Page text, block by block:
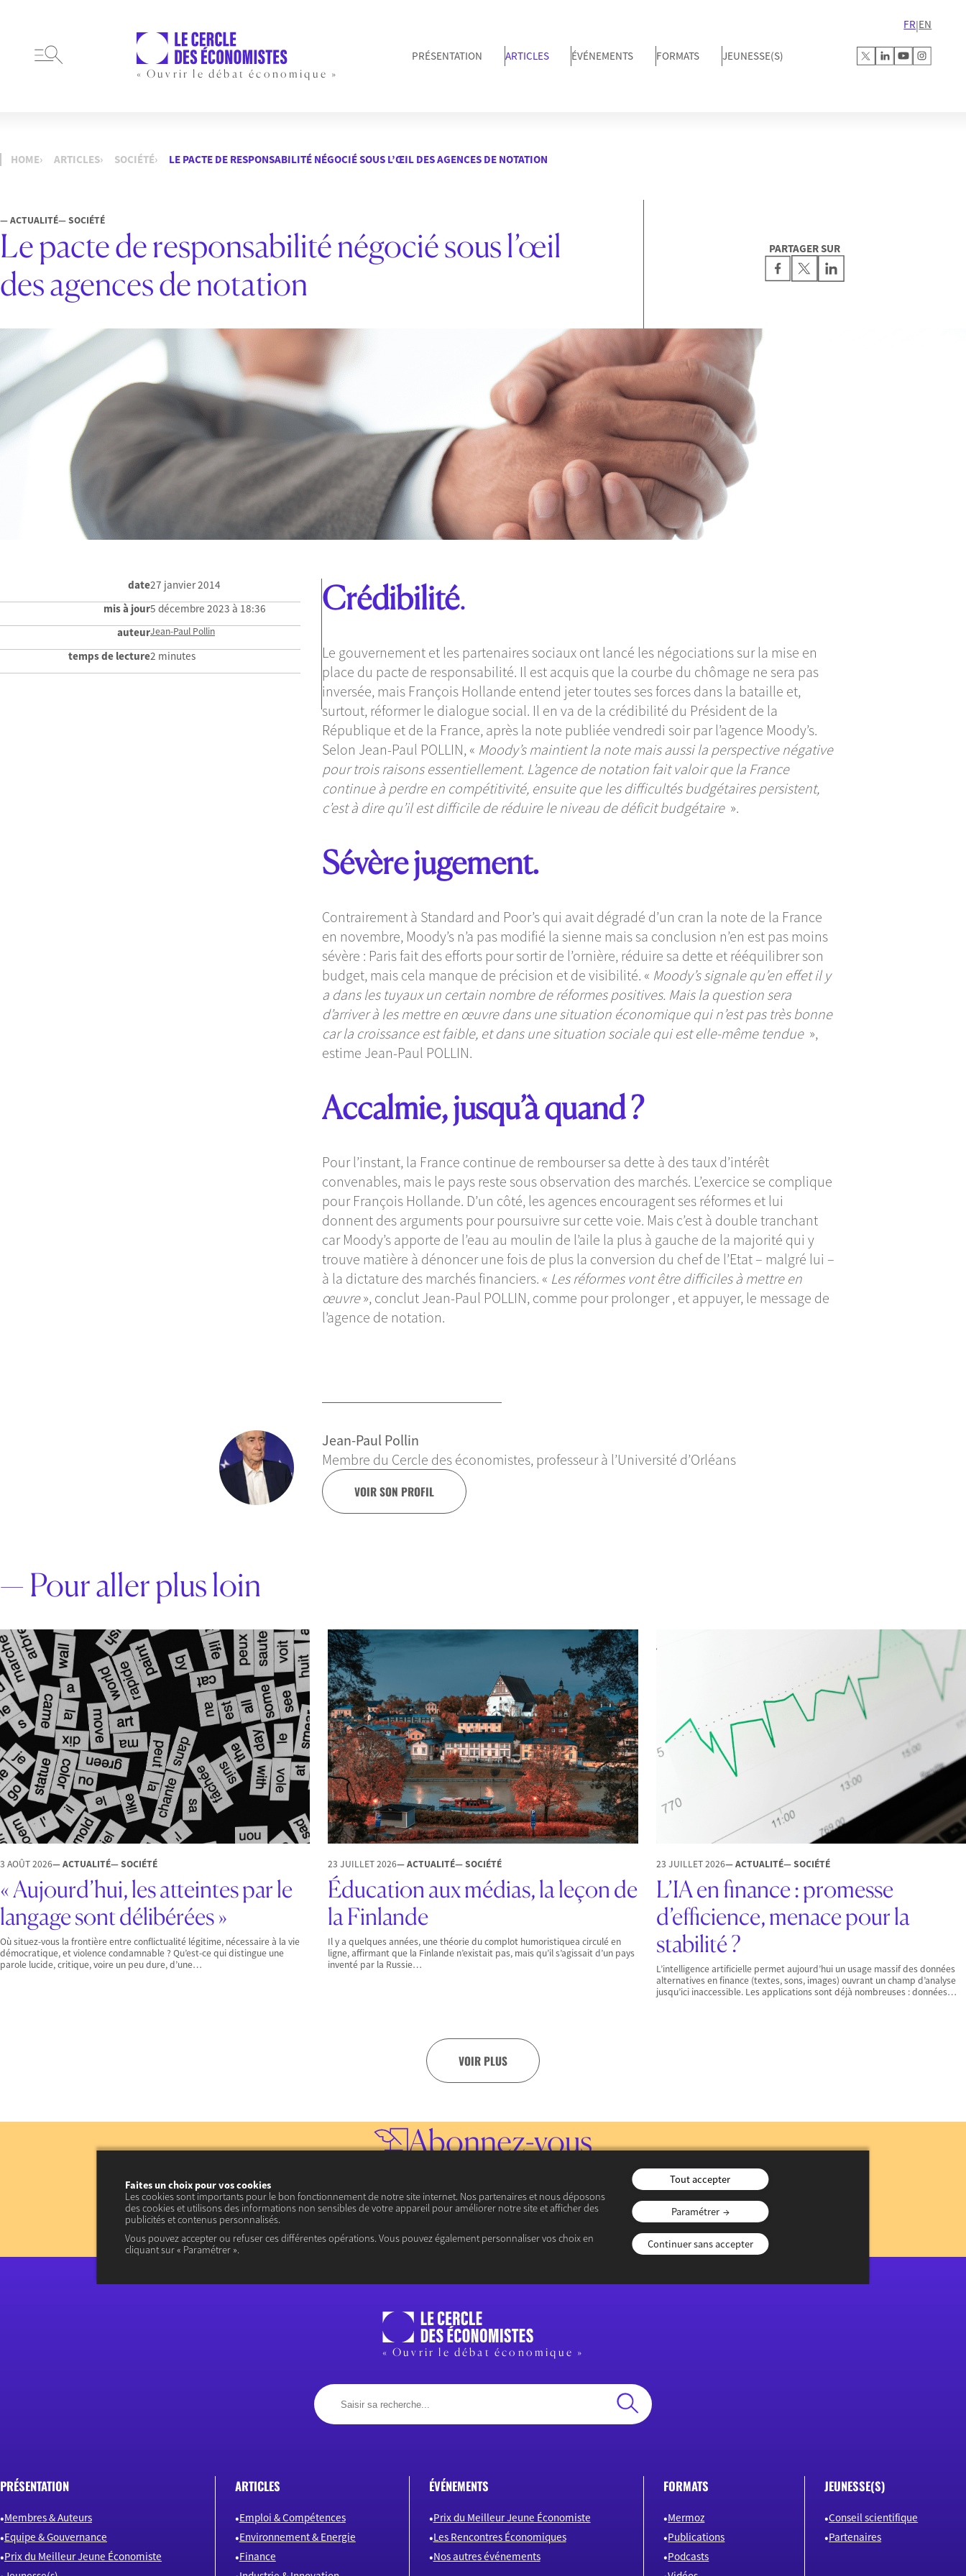
« Ouvrir le débat économique »
PRÉSENTATION ARTICLES ÉVÉNEMENTS FORMATS JEUNESSE(S)
FR|EN
HOME ARTICLES SOCIÉTÉ LE PACTE DE RESPONSABILITÉ NÉGOCIÉ SOUS L’ŒIL DES AGENCES DE NOTATION
— ACTUALITÉ— SOCIÉTÉ
Le pacte de responsabilité négocié sous l’œil
des agences de notation
PARTAGER SUR
date27 janvier 2014
mis à jour5 décembre 2023 à 18:36
auteurJean-Paul Pollin
temps de lecture2 minutes
Crédibilité.
Le gouvernement et les partenaires sociaux ont lancé les négociations sur la mise en
place du pacte de responsabilité. Il est acquis que la courbe du chômage ne sera pas
inversée, mais François Hollande entend jeter toutes ses forces dans la bataille et,
surtout, réformer le dialogue social. Il en va de la crédibilité du Président de la
République et de la France, après la note publiée vendredi soir par l’agence Moody’s.
Selon Jean-Paul POLLIN, « Moody’s maintient la note mais aussi la perspective négative
pour trois raisons essentiellement. L’agence de notation fait valoir que la France
continue à perdre en compétitivité, ensuite que les difficultés budgétaires persistent,
c’est à dire qu’il est difficile de réduire le niveau de déficit budgétaire ».
Sévère jugement.
Contrairement à Standard and Poor’s qui avait dégradé d’un cran la note de la France
en novembre, Moody’s n’a pas modifié la sienne mais sa conclusion n’en est pas moins
sévère : Paris fait des efforts pour sortir de l’ornière, réduire sa dette et rééquilibrer son
budget, mais cela manque de précision et de visibilité. « Moody’s signale qu’en effet il y
a dans les tuyaux un certain nombre de réformes positives. Mais la question sera
d’arriver à les mettre en œuvre dans une situation économique qui n’est pas très bonne
car la croissance est faible, et dans une situation sociale qui est elle-même tendue »,
estime Jean-Paul POLLIN.
Accalmie, jusqu’à quand ?
Pour l’instant, la France continue de rembourser sa dette à des taux d’intérêt
convenables, mais le pays reste sous observation des marchés. L’exercice se complique
pour François Hollande. D’un côté, les agences encouragent ses réformes et lui
donnent des arguments pour poursuivre sur cette voie. Mais c’est à double tranchant
car Moody’s apporte de l’eau au moulin de l’aile la plus à gauche de la majorité qui y
trouve matière à dénoncer une fois de plus la conversion du chef de l’Etat – malgré lui –
à la dictature des marchés financiers. « Les réformes vont être difficiles à mettre en
œuvre», conclut Jean-Paul POLLIN, comme pour prolonger , et appuyer, le message de
l’agence de notation.
Jean-Paul Pollin
Membre du Cercle des économistes, professeur à l’Université d’Orléans
VOIR SON PROFIL
— Pour aller plus loin
3 AOÛT 2026— ACTUALITÉ— SOCIÉTÉ
« Aujourd’hui, les atteintes par le
langage sont délibérées »
Où situez-vous la frontière entre conflictualité légitime, nécessaire à la vie
démocratique, et violence condamnable ? Qu’est-ce qui distingue une
parole lucide, critique, voire un peu dure, d’une…
23 JUILLET 2026— ACTUALITÉ— SOCIÉTÉ
Éducation aux médias, la leçon de
la Finlande
Il y a quelques années, une théorie du complot humoristiquea circulé en
ligne, affirmant que la Finlande n’existait pas, mais qu’il s’agissait d’un pays
inventé par la Russie…
23 JUILLET 2026— ACTUALITÉ— SOCIÉTÉ
L’IA en finance : promesse
d’efficience, menace pour la
stabilité ?
L’intelligence artificielle permet aujourd’hui un usage massif des données
alternatives en finance (textes, sons, images) ouvrant un champ d’analyse
jusqu’ici inaccessible. Les applications sont déjà nombreuses : données…
VOIR PLUS
Abonnez-vous
à notre lettre d’information
« Ouvrir le débat économique »
PRÉSENTATION
Membres & Auteurs
Equipe & Gouvernance
Prix du Meilleur Jeune Économiste
ARTICLES
Emploi & Compétences
Environnement & Energie
Finance
ÉVÉNEMENTS
Prix du Meilleur Jeune Économiste
Les Rencontres Économiques
Nos autres événements
FORMATS
Mermoz
Publications
Podcasts
JEUNESSE(S)
Conseil scientifique
Partenaires
Faites un choix pour vos cookies
Les cookies sont importants pour le bon fonctionnement de notre site internet. Nos partenaires et nous déposons
des cookies et utilisons des informations non sensibles de votre appareil pour améliorer notre site et afficher des
publicités et contenus personnalisés.
Vous pouvez accepter ou refuser ces différentes opérations. Vous pouvez également personnaliser vos choix en
cliquant sur « Paramétrer ».
Tout accepter
Paramétrer
Continuer sans accepter